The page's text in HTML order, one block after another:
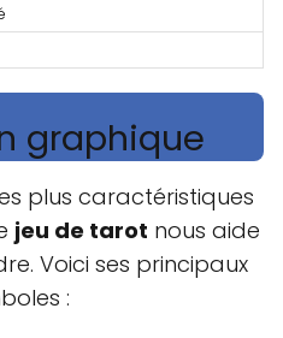
graphique
plus caractéristiques
jeu de tarot nous aide
Voici ses principaux
: